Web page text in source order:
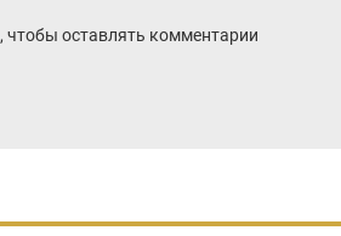
, чтобы оставлять комментарии